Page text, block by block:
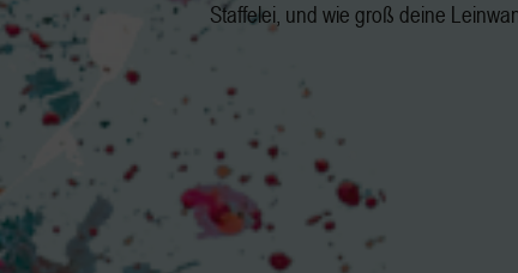
Staffelei, und wie groß deine